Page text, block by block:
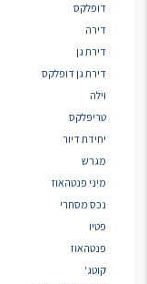
דופלקס
דירה
דירת גן
דירת גן דופלקס
וילה
טריפלקס
יחידת דיור
מגרש
מיני פנטהאוז
נכס מסחרי
פטיו
פנטהאוז
קוטג'